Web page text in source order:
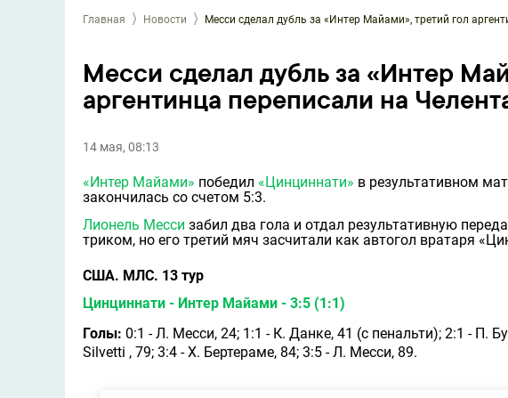
Главная Новости Месси сделал дубль за «Интер Майами», третий гол
Месси сделал дубль за «Интер
аргентинца переписали на
14 мая, 08:13
«Интер Майами» победил «Цинциннати» в результативном
закончилась со счетом 5:3.
Лионель Месси забил два гола и отдал результативную
триком, но его третий мяч засчитали как автогол вратаря
США. МЛС. 13 тур
Цинциннати - Интер Майами - 3:5 (1:1)
Голы: 0:1 - Л. Месси, 24; 1:1 - К. Данке, 41 (с пенальти); 2:1 - П.
Silvetti , 79; 3:4 - Х. Бертераме, 84; 3:5 - Л. Месси, 89.